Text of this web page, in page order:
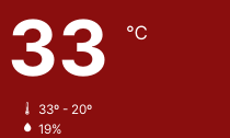
33 ℃
33º - 20º
19%